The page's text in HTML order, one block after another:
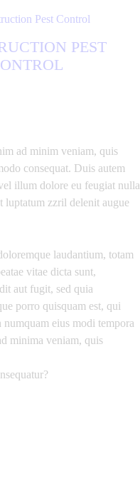
PEST
ad minim veniam, quis
consequat. Duis autem
illum dolore eu feugiat nulla
luptatum zzril delenit augue
laudantium, totam
vitae dicta sunt,
aut fugit, sed quia
porro quisquam est, qui
eius modi tempora
minima veniam, quis